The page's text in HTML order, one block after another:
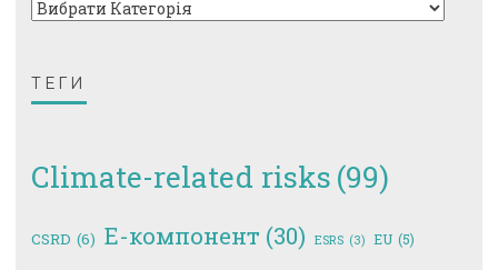
ТЕГИ
Climate-related risks (99)
CSRD (6) E-компонент (30) ESRS (3) EU (5)